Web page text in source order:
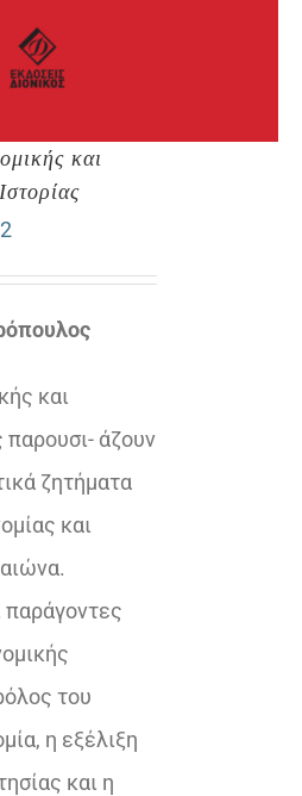
και
και
παρουσι- άζουν
ζητήματα
και
παράγοντες
του
η εξέλιξη
και η